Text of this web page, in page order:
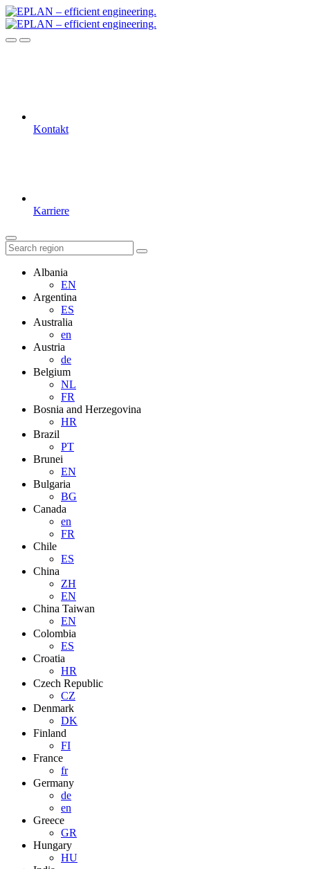
Kontakt
Karriere
Albania
EN
Argentina
ES
Australia
en
Austria
de
Belgium
NL
FR
Bosnia and Herzegovina
HR
Brazil
PT
Brunei
EN
Bulgaria
BG
Canada
en
FR
Chile
ES
China
ZH
EN
China Taiwan
EN
Colombia
ES
Croatia
HR
Czech Republic
CZ
Denmark
DK
Finland
FI
France
fr
Germany
de
en
Greece
GR
Hungary
HU